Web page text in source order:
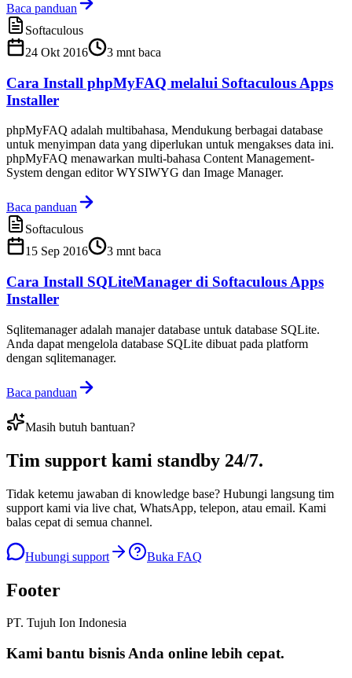
Baca panduan
Softaculous
24 Okt 2016
3 mnt baca
Cara Install phpMyFAQ melalui Softaculous Apps
Installer
phpMyFAQ adalah multibahasa, Mendukung berbagai database
untuk menyimpan data yang diperlukan untuk mengakses data ini.
phpMyFAQ menawarkan multi-bahasa Content Management-
System dengan editor WYSIWYG dan Image Manager.
Baca panduan
Softaculous
15 Sep 2016
3 mnt baca
Cara Install SQLiteManager di Softaculous Apps
Installer
Sqlitemanager adalah manajer database untuk database SQLite.
Anda dapat mengelola database SQLite dibuat pada platform
dengan sqlitemanager.
Baca panduan
Masih butuh bantuan?
Tim support kami standby 24/7.
Tidak ketemu jawaban di knowledge base? Hubungi langsung tim
support kami via live chat, WhatsApp, telepon, atau email. Kami
balas cepat di semua channel.
Hubungi support Buka FAQ
Footer
PT. Tujuh Ion Indonesia
Kami bantu bisnis Anda online lebih cepat.